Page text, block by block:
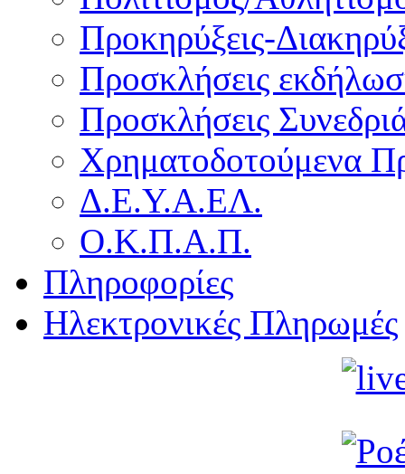
Προκηρύξεις-
Προσκλήσεις
Προσκλήσεις
Χρηματοδοτούμενα
Δ.Ε.Υ.Α.ΕΛ.
Ο.Κ.Π.Α.Π.
Πληροφορίες
Ηλεκτρονικές Πληρωμές